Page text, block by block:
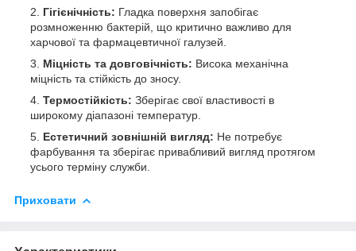
Гігієнічність: Гладка поверхня запобігає
розмноженню бактерій, що критично важливо для
харчової та фармацевтичної галузей.
Міцність та довговічність: Висока механічна
міцність та стійкість до зносу.
Термостійкість: Зберігає свої властивості в
широкому діапазоні температур.
Естетичний зовнішній вигляд: Не потребує
фарбування та зберігає привабливий вигляд протягом
усього терміну служби.
Приховати